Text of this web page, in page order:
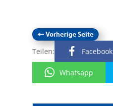
←Vorherige Seite
Teilen: Facebook
Whatsapp